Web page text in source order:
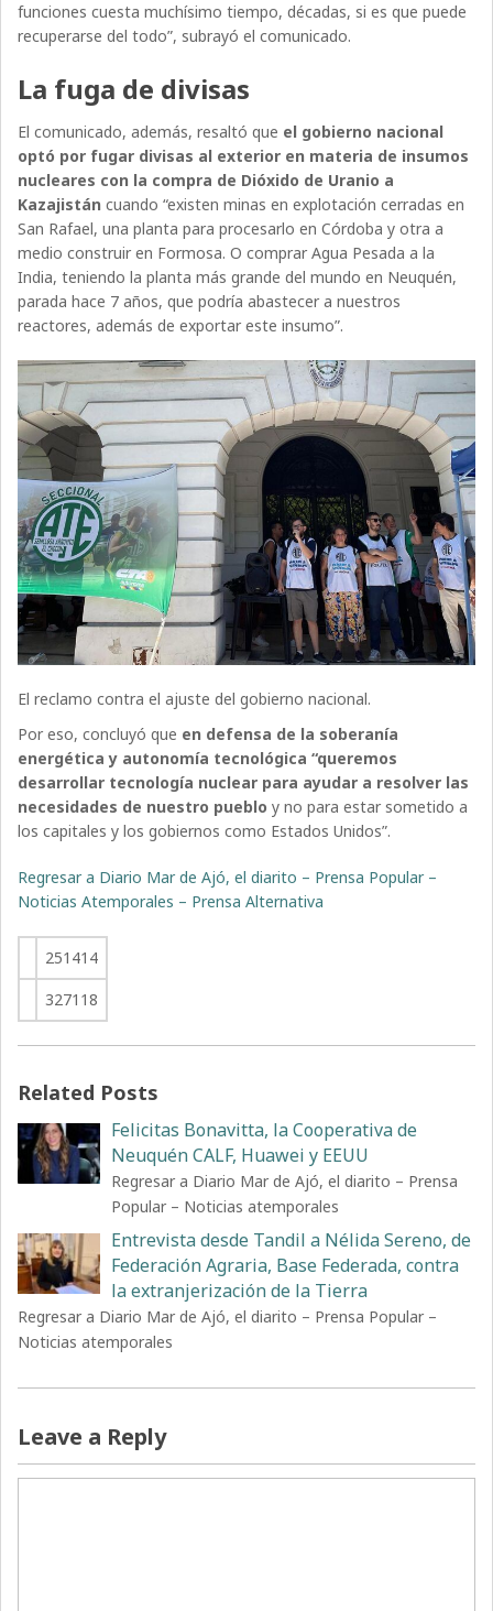
funciones cuesta muchísimo tiempo, décadas, si es que puede
recuperarse del todo”, subrayó el comunicado.
La fuga de divisas
El comunicado, además, resaltó que el gobierno nacional
optó por fugar divisas al exterior en materia de insumos
nucleares con la compra de Dióxido de Uranio a
Kazajistán cuando “existen minas en explotación cerradas en
San Rafael, una planta para procesarlo en Córdoba y otra a
medio construir en Formosa. O comprar Agua Pesada a la
India, teniendo la planta más grande del mundo en Neuquén,
parada hace 7 años, que podría abastecer a nuestros
reactores, además de exportar este insumo”.
El reclamo contra el ajuste del gobierno nacional.
Por eso, concluyó que en defensa de la soberanía
energética y autonomía tecnológica “queremos
desarrollar tecnología nuclear para ayudar a resolver las
necesidades de nuestro puebloy no para estar sometido a
los capitales y los gobiernos como Estados Unidos”.
Regresar a Diario Mar de Ajó, el diarito – Prensa Popular –
Noticias Atemporales – Prensa Alternativa
251414
327118
Related Posts
Felicitas Bonavitta, la Cooperativa de
Neuquén CALF, Huawei y EEUU
Regresar a Diario Mar de Ajó, el diarito – Prensa
Popular – Noticias atemporales
Entrevista desde Tandil a Nélida Sereno, de
Federación Agraria, Base Federada, contra
la extranjerización de la Tierra
Regresar a Diario Mar de Ajó, el diarito – Prensa Popular –
Noticias atemporales
Leave a Reply